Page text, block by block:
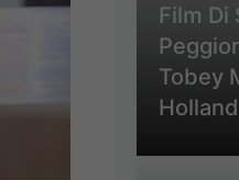
Film Di
Tobey
Holland